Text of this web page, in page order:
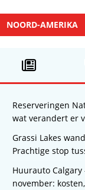
NOORD-AMERIKA
Reserveringen
wat verandert er
Grassi Lakes
Prachtige stop
Huurauto
november: